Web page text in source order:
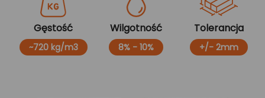
Gęstość
~720 kg/m3
Wilgotność
8% - 10%
Tolerancja
+/- 2mm